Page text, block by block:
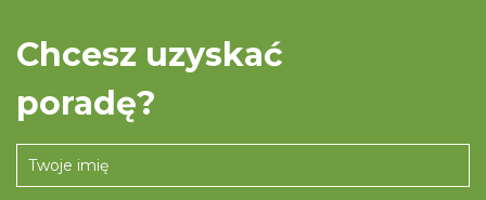
Chcesz uzyskać
poradę?